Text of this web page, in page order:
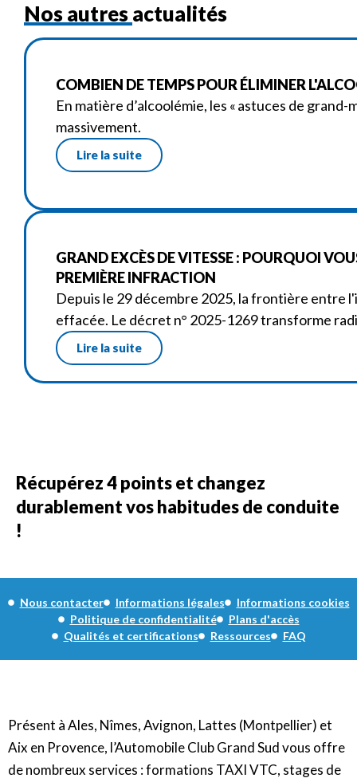
Nos autres actualités
COMBIEN DE TEMPS POUR ÉLIMINER
En matière d’alcoolémie, les « astuces de
massivement.
Lire la suite
GRAND EXCÈS DE VITESSE : POURQUOI
PREMIÈRE INFRACTION
Depuis le 29 décembre 2025, la frontière entre
effacée. Le décret n° 2025-1269 transforme
Lire la suite
Récupérez 4 points et changez
durablement vos habitudes de conduite
!
Nous contacter Informations légales
Informations cookies
Politique de confidentialité
Plans d'accès
Qualités et certifications
Ressources FAQ
Présent à Ales, Nîmes, Avignon, Lattes (Montpellier) et
Aix en Provence, l’Automobile Club Grand Sud vous offre
de nombreux services : formations TAXI VTC, stages de